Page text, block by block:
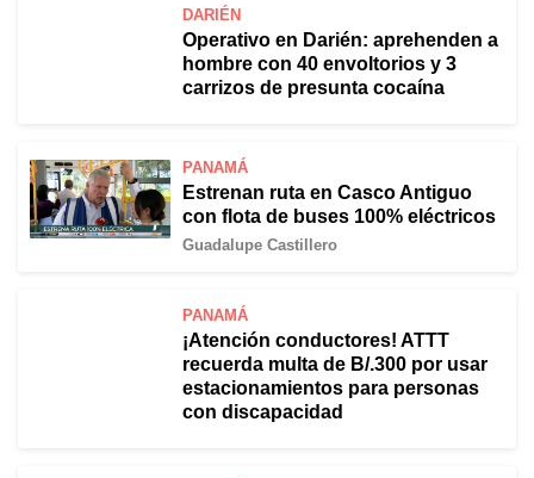
DARIÉN
Operativo en Darién: aprehenden a
hombre con 40 envoltorios y 3
carrizos de presunta cocaína
PANAMÁ
Estrenan ruta en Casco Antiguo
con flota de buses 100% eléctricos
Guadalupe Castillero
PANAMÁ
¡Atención conductores! ATTT
recuerda multa de B/.300 por usar
estacionamientos para personas
con discapacidad